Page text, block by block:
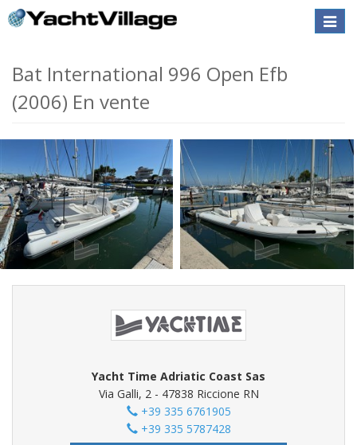
Toggle
Bat International 996 Open Efb
(2006) En vente
Yacht Time Adriatic Coast Sas
Via Galli, 2 - 47838 Riccione RN
+39 335 6761905
+39 335 5787428